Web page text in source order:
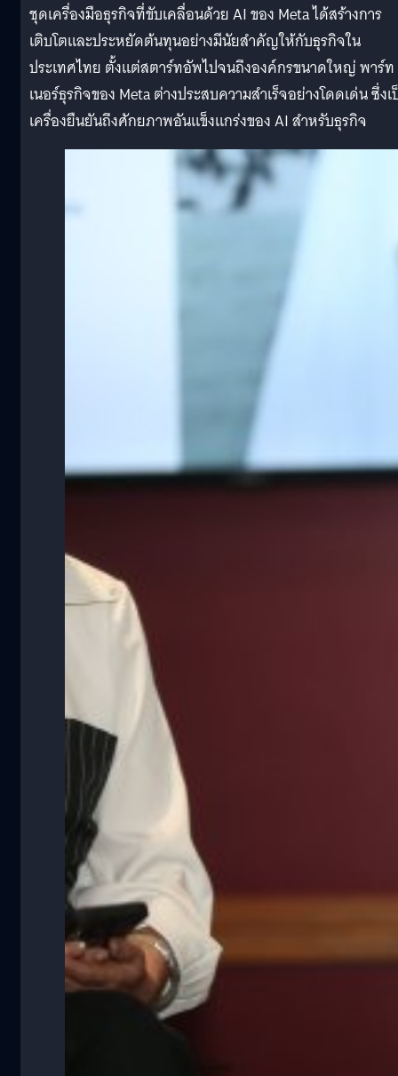
ชุดเครื่องมือธุรกิจที่ขับเคลื่อนด้วย AI ของ Meta ได้สร้างการ
เติบโตและประหยัดต้นทุนอย่างมีนัยสำคัญให้กับธุรกิจใน
ประเทศไทย ตั้งแต่สตาร์ทอัพไปจนถึงองค์กรขนาดใหญ่ พาร์ท
เนอร์ธุรกิจของ Meta ต่างประสบความสำเร็จอย่างโดดเด่น ซึ่ง
เครื่องยืนยันถึงศักยภาพอันแข็งแกร่งของ AI สำหรับธุรกิจ